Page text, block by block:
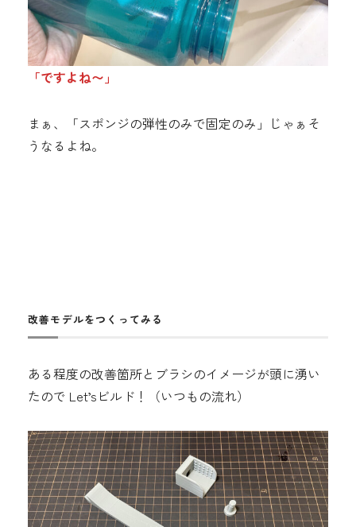
「ですよね〜」
まぁ、「スポンジの弾性のみで固定のみ」じゃぁそ
うなるよね。
改善モデルをつくってみる
ある程度の改善箇所とブラシのイメージが頭に湧い
たので Let’sビルド！（いつもの流れ）